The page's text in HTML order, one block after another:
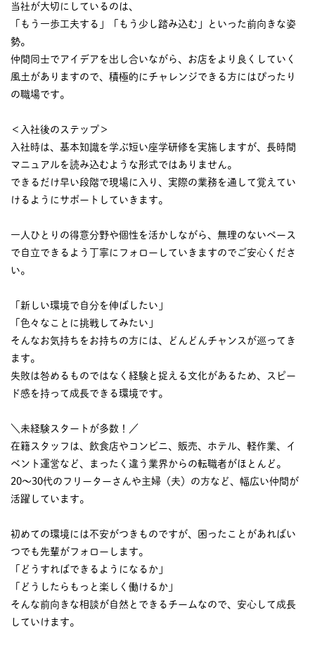
当社が大切にしているのは、
「もう一歩工夫する」「もう少し踏み込む」といった前向きな姿
勢。
仲間同士でアイデアを出し合いながら、お店をより良くしていく
風土がありますので、積極的にチャレンジできる方にはぴったり
の職場です。
＜入社後のステップ＞
入社時は、基本知識を学ぶ短い座学研修を実施しますが、長時間
マニュアルを読み込むような形式ではありません。
できるだけ早い段階で現場に入り、実際の業務を通して覚えてい
けるようにサポートしていきます。
一人ひとりの得意分野や個性を活かしながら、無理のないペース
で自立できるよう丁寧にフォローしていきますのでご安心くださ
い。
「新しい環境で自分を伸ばしたい」
「色々なことに挑戦してみたい」
そんなお気持ちをお持ちの方には、どんどんチャンスが巡ってき
ます。
失敗は咎めるものではなく経験と捉える文化があるため、スピー
ド感を持って成長できる環境です。
＼未経験スタートが多数！／
在籍スタッフは、飲食店やコンビニ、販売、ホテル、軽作業、イ
ベント運営など、まったく違う業界からの転職者がほとんど。
20～30代のフリーターさんや主婦（夫）の方など、幅広い仲間が
活躍しています。
初めての環境には不安がつきものですが、困ったことがあればい
つでも先輩がフォローします。
「どうすればできるようになるか」
「どうしたらもっと楽しく働けるか」
そんな前向きな相談が自然とできるチームなので、安心して成長
していけます。